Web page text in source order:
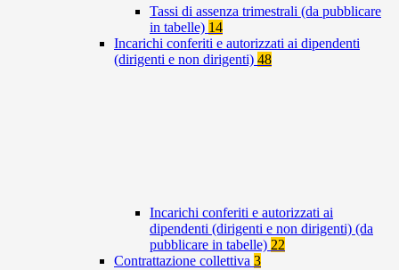
Tassi di assenza trimestrali (da pubblicare
in tabelle) 14
Incarichi conferiti e autorizzati ai dipendenti
(dirigenti e non dirigenti) 48
Incarichi conferiti e autorizzati ai
dipendenti (dirigenti e non dirigenti) (da
pubblicare in tabelle) 22
Contrattazione collettiva 3